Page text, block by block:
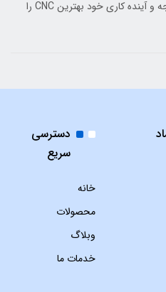
می‌گیرید چگونه متناسب با نیاز، بودجه و آینده کاری خود بهترین CNC را
دسترسی
سریع
خانه
محصولات
وبلاگ
خدمات ما